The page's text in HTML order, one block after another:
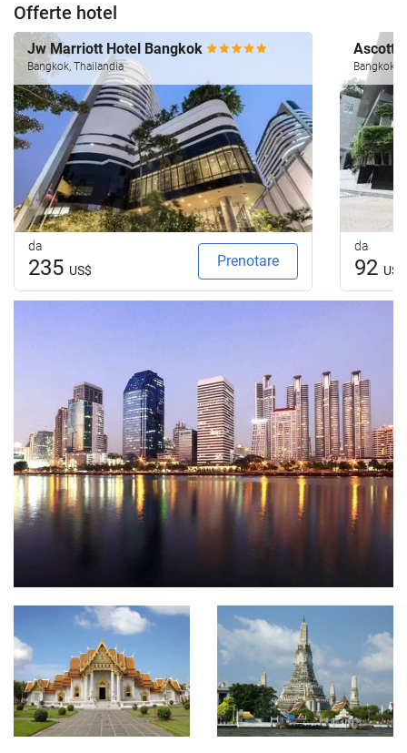
Offerte hotel
Jw Marriott Hotel Bangkok
Bangkok, Thailandia
da
235 US$
Prenotare
Ascott
Bangkok,
da
92 US$